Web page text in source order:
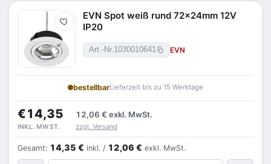
Merken
EVN Spot weiß rund 72x24mm 12V
IP20
Art.-Nr.1030010641 EVN
bestellbarLieferzeit bis zu 15 Werktage
€14,35 12,06 € exkl. MwSt.
INKL. MWST. zzgl. Versand
Gesamt: 14,35 € inkl. / 12,06 € exkl. MwSt.